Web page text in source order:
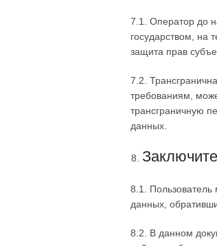
7.1. Оператор до
государством, на
защита прав
7.2.
требованиям,
трансграничную
данных.
8.1.
данных,
8.2. В данном